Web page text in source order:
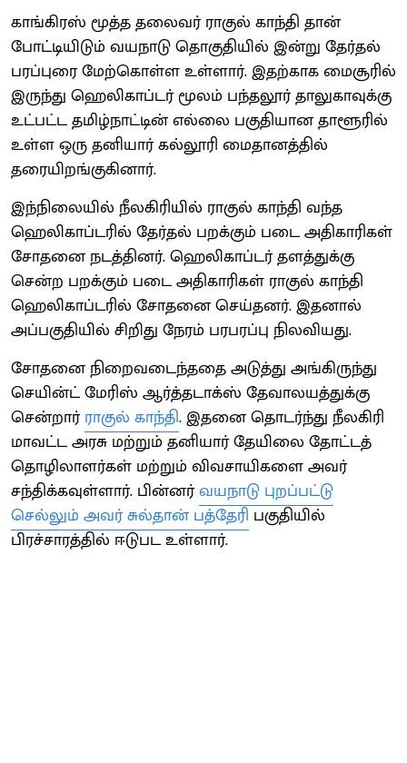
காங்கிரஸ் மூத்த தலைவர் ராகுல் காந்தி தான்
போட்டியிடும் வயநாடு தொகுதியில் இன்று தேர்தல்
பரப்புரை மேற்கொள்ள உள்ளார். இதற்காக மைசூரில்
இருந்து ஹெலிகாப்டர் மூலம் பந்தலூர் தாலுகாவுக்கு
உட்பட்ட தமிழ்நாட்டின் எல்லை பகுதியான தாளூரில்
உள்ள ஒரு தனியார் கல்லூரி மைதானத்தில்
தரையிறங்குகினார்.
இந்நிலையில் நீலகிரியில் ராகுல் காந்தி வந்த
ஹெலிகாப்டரில் தேர்தல் பறக்கும் படை அதிகாரிகள்
சோதனை நடத்தினர். ஹெலிகாப்டர் தளத்துக்கு
சென்ற பறக்கும் படை அதிகாரிகள் ராகுல் காந்தி
ஹெலிகாப்டரில் சோதனை செய்தனர். இதனால்
அப்பகுதியில் சிறிது நேரம் பரபரப்பு நிலவியது.
சோதனை நிறைவடைந்ததை அடுத்து அங்கிருந்து
செயின்ட் மேரிஸ் ஆர்த்தடாக்ஸ் தேவாலயத்துக்கு
சென்றார்ராகுல் காந்தி. இதனை தொடர்ந்து நீலகிரி
மாவட்ட அரசு மற்றும் தனியார் தேயிலை தோட்டத்
தொழிலாளர்கள் மற்றும் விவசாயிகளை அவர்
சந்திக்கவுள்ளார். பின்னர்வயநாடு புறப்பட்டு
செல்லும் அவர் சுல்தான் பத்தேரி பகுதியில்
பிரச்சாரத்தில் ஈடுபட உள்ளார்.